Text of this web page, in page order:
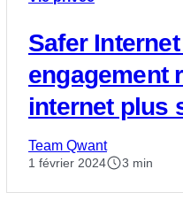
Safer
engagement
internet plus
Team Qwant
1 février 2024 3 min